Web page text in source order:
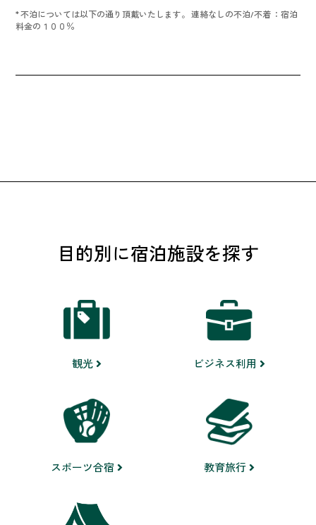
* 不泊については以下の通り頂戴いたします。 連絡なしの不泊/不着 ：宿泊
料金の１００％
目的別に宿泊施設を探す
観光 ビジネス利用
スポーツ合宿 教育旅行